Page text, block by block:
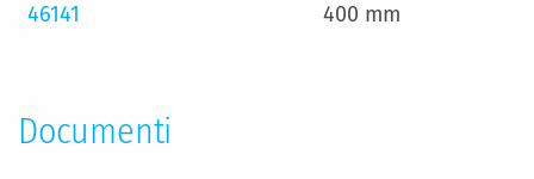
46141
400 mm
Documenti